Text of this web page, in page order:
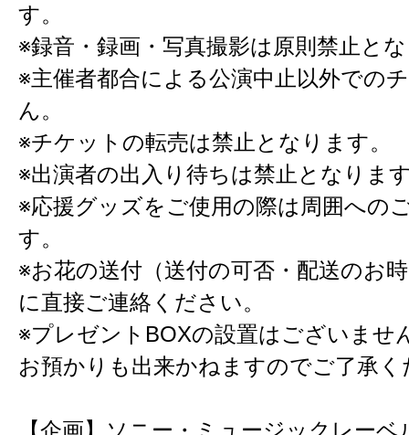
す。
※録音・録画・写真撮影は原則禁止と
※主催者都合による公演中止以外での
ん。
※チケットの転売は禁止となります。
※出演者の出入り待ちは禁止となりま
※応援グッズをご使用の際は周囲への
す。
※お花の送付（送付の可否・配送のお
に直接ご連絡ください。
※プレゼントBOXの設置はございませ
お預かりも出来かねますのでご了承く
【企画】ソニー・ミュージックレーベ